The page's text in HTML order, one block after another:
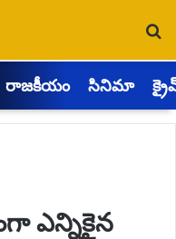
రాజకీయం సినిమా
ఎన్నికైన